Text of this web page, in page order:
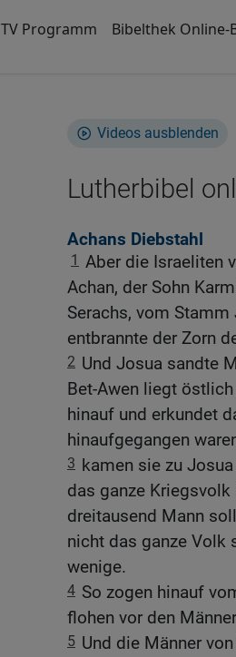
TV Programm Bibelthek Online-
Videos ausblenden
Lutherbibel
Achans Diebstahl
1 Aber die Israeliten
Achan, der Sohn
Serachs, vom Stamm
entbrannte der Zorn
2 Und Josua sandte
Bet-Awen liegt
hinauf und erkundet
hinaufgegangen
3 kamen sie zu
das ganze
dreitausend Mann
nicht das ganze Volk
wenige.
4 So zogen hinauf
flohen vor den
5 Und die Männer